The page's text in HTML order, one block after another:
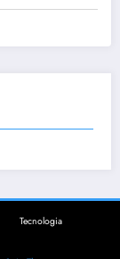
Tecnologia